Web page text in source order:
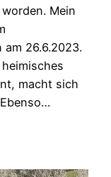
Mein
am 26.6.2023.
macht sich